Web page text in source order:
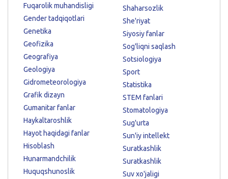
Fuqarolik muhandisligi
Gender tadqiqotlari
Genetika
Geofizika
Geografiya
Geologiya
Gidrometeorologiya
Grafik dizayn
Gumanitar fanlar
Haykaltaroshlik
Hayot haqidagi fanlar
Hisoblash
Hunarmandchilik
Huquqshunoslik
Shaharsozlik
She'riyat
Siyosiy fanlar
Sog'liqni saqlash
Sotsiologiya
Sport
Statistika
STEM fanlari
Stomatologiya
Sug'urta
Sun'iy intellekt
Suratkashlik
Suratkashlik
Suv xo'jaligi